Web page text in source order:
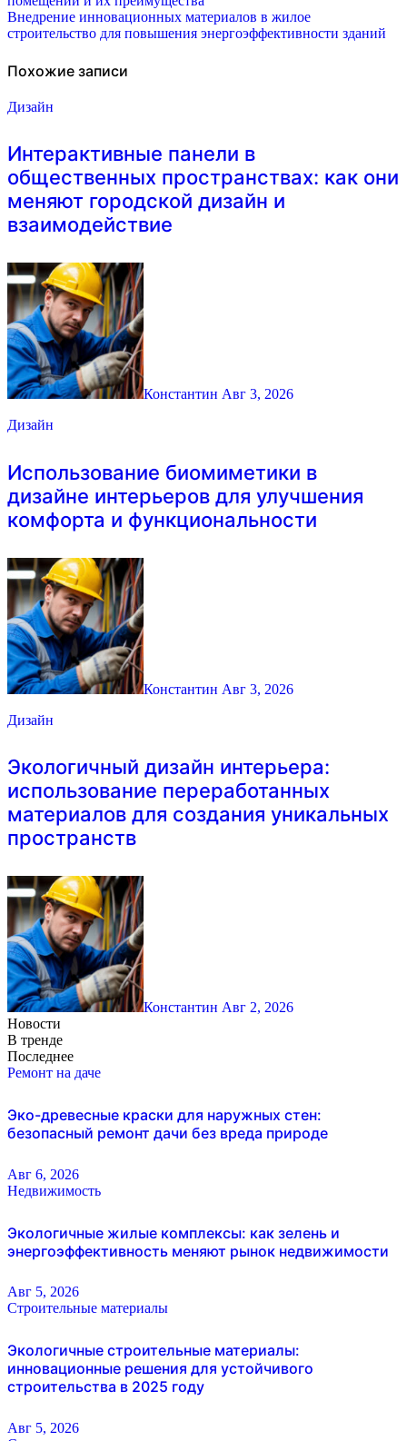
по
записям
Внедрение инновационных материалов в жилое
строительство для повышения энергоэффективности зданий
Похожие записи
Дизайн
Интерактивные панели в
общественных пространствах: как они
меняют городской дизайн и
взаимодействие
Константин Авг 3, 2026
Дизайн
Использование биомиметики в
дизайне интерьеров для улучшения
комфорта и функциональности
Константин Авг 3, 2026
Дизайн
Экологичный дизайн интерьера:
использование переработанных
материалов для создания уникальных
пространств
Константин Авг 2, 2026
Новости
В тренде
Последнее
Ремонт на даче
Эко-древесные краски для наружных стен:
безопасный ремонт дачи без вреда природе
Авг 6, 2026
Недвижимость
Экологичные жилые комплексы: как зелень и
энергоэффективность меняют рынок недвижимости
Авг 5, 2026
Строительные материалы
Экологичные строительные материалы:
инновационные решения для устойчивого
строительства в 2025 году
Авг 5, 2026